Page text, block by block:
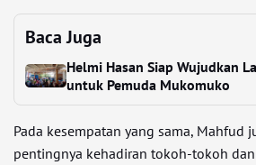
Baca Juga
Helmi Hasan Siap Wujudkan
untuk Pemuda Mukomuko
Pada kesempatan yang sama, Mahfud
pentingnya kehadiran tokoh-tokoh